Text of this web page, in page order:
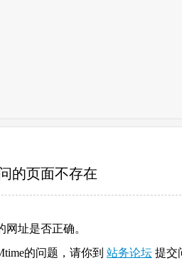
的页面不存在
网址是否正确。
的问题，请你到 站务论坛 提交